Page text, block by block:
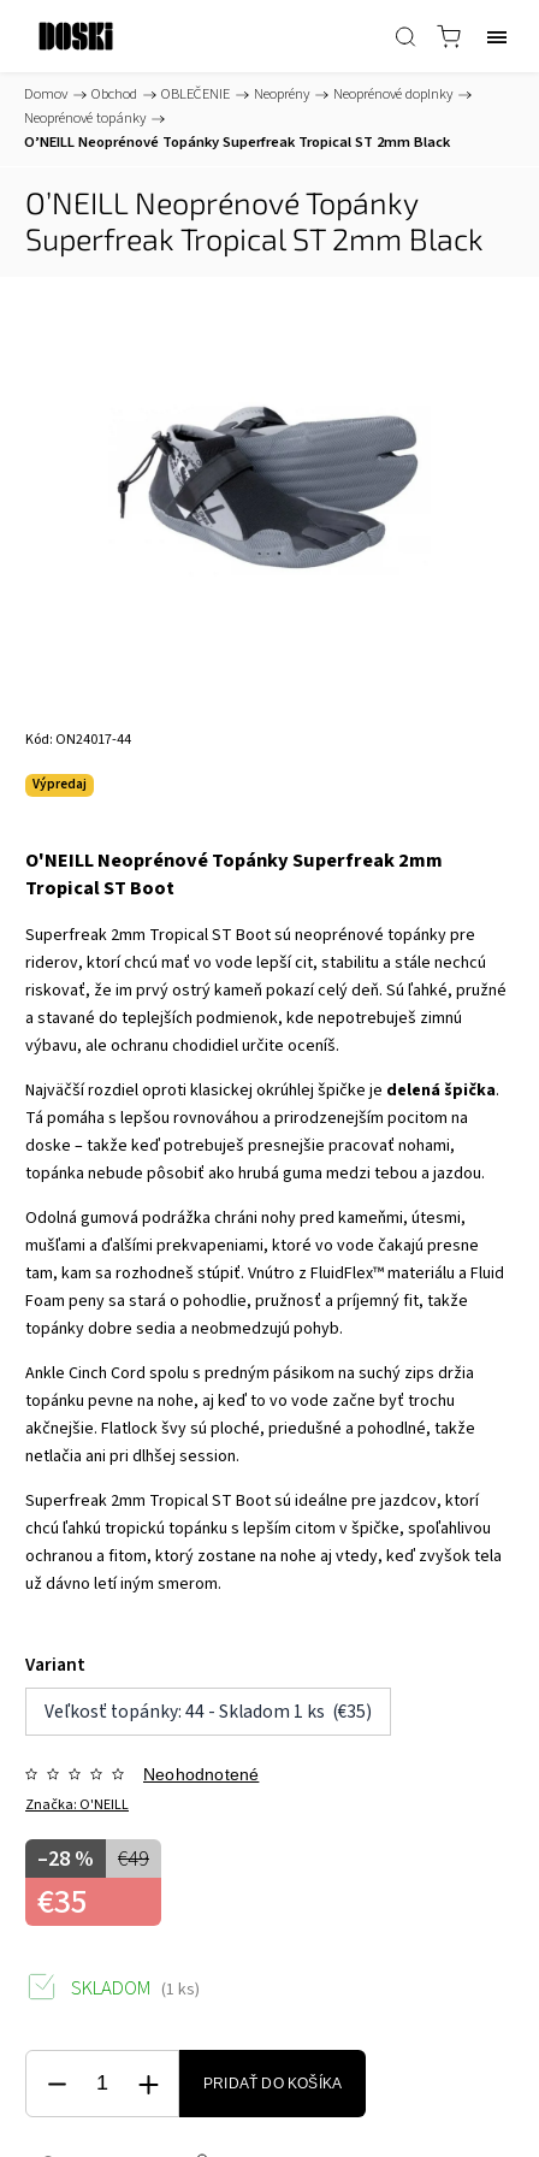
Domov / Obchod / OBLEČENIE / Neoprény / Neoprénové doplnky /
Neoprénové topánky /
O’NEILL Neoprénové Topánky Superfreak Tropical ST 2mm Black
O’NEILL Neoprénové Topánky
Superfreak Tropical ST 2mm Black
Kód: ON24017-44
Výpredaj
O'NEILL Neoprénové Topánky Superfreak 2mm
Tropical ST Boot
Superfreak 2mm Tropical ST Boot sú neoprénové topánky pre
riderov, ktorí chcú mať vo vode lepší cit, stabilitu a stále nechcú
riskovať, že im prvý ostrý kameň pokazí celý deň. Sú ľahké, pružné
a stavané do teplejších podmienok, kde nepotrebuješ zimnú
výbavu, ale ochranu chodidiel určite oceníš.
Najväčší rozdiel oproti klasickej okrúhlej špičke je delená špička.
Tá pomáha s lepšou rovnováhou a prirodzenejším pocitom na
doske – takže keď potrebuješ presnejšie pracovať nohami,
topánka nebude pôsobiť ako hrubá guma medzi tebou a jazdou.
Odolná gumová podrážka chráni nohy pred kameňmi, útesmi,
mušľami a ďalšími prekvapeniami, ktoré vo vode čakajú presne
tam, kam sa rozhodneš stúpiť. Vnútro z FluidFlex™ materiálu a Fluid
Foam peny sa stará o pohodlie, pružnosť a príjemný fit, takže
topánky dobre sedia a neobmedzujú pohyb.
Ankle Cinch Cord spolu s predným pásikom na suchý zips držia
topánku pevne na nohe, aj keď to vo vode začne byť trochu
akčnejšie. Flatlock švy sú ploché, priedušné a pohodlné, takže
netlačia ani pri dlhšej session.
Superfreak 2mm Tropical ST Boot sú ideálne pre jazdcov, ktorí
chcú ľahkú tropickú topánku s lepším citom v špičke, spoľahlivou
ochranou a fitom, ktorý zostane na nohe aj vtedy, keď zvyšok tela
už dávno letí iným smerom.
Variant
Veľkosť topánky: 44 - Skladom 1 ks (€35)
Značka: O'NEILL
Neohodnotené
€49
–28 %
€35
SKLADOM (1 ks)
PRIDAŤ DO KOŠÍKA